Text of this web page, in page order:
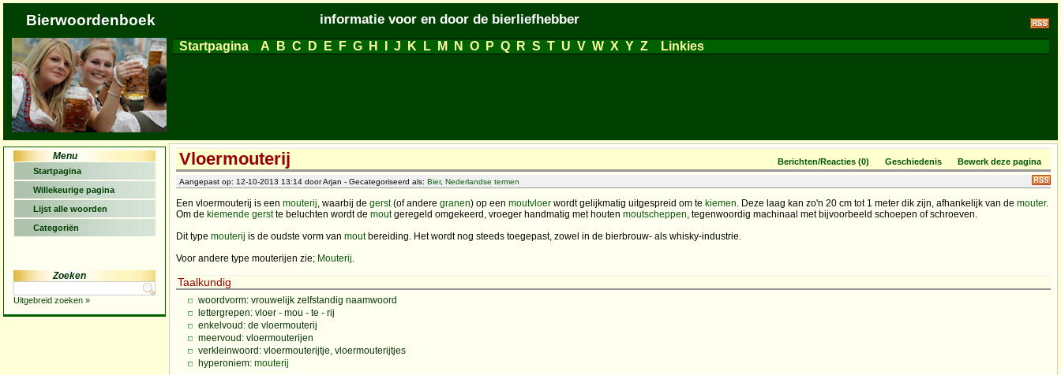
Bierwoordenboek informatie voor en door de bierliefhebber
Startpagina A B C D E F G H J K L M N O P Q R S T U V W X Y Z Linkies
Menu
Startpagina
Willekeurige pagina
Lijst alle woorden
Categoriën
Zoeken
Uitgebreid zoeken »
Berichten/Reacties (0) Geschiedenis Bewerk deze pagina
Vloermouterij
Aangepast op: 12-10-2013 13:14 door Arjan - Gecategoriseerd als: Bier, Nederlandse termen
Een vloermouterij is een mouterij, waarbij de gerst(of andere granen) op een moutvloer wordt gelijkmatig uitgespreid om te kiemen. Deze laag kan zo'n 20 cm tot 1 meter dik zijn, afhankelijk van de mouter.
Om de kiemende gerstte beluchten wordt de moutgeregeld omgekeerd, vroeger handmatig met houten moutscheppen, tegenwoordig machinaal met bijvoorbeeld schoepen of schroeven.
Dit type mouterij is de oudste vorm van moutbereiding. Het wordt nog steeds toegepast, zowel in de bierbrouw- als whisky-industrie.
Voor andere type mouterijen zie; Mouterij.
Taalkundig
woordvorm: vrouwelijk zelfstandig naamwoord
lettergrepen: vloer - mou - te - rij
enkelvoud: de vloermouterij
meervoud: vloermouterijen
verkleinwoord: vloermouterijtje, vloermouterijtjes
hyperoniem: mouterij